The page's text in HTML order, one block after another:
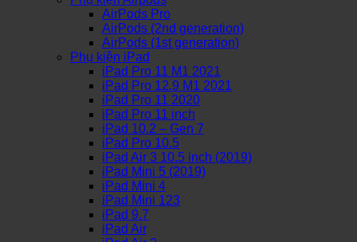
AirPods Pro
AirPods (2nd generation)
AirPods (1st generation)
Phụ kiện iPad
iPad Pro 11 M1 2021
iPad Pro 12.9 M1 2021
iPad Pro 11 2020
iPad Pro 11 inch
iPad 10.2 – Gen 7
iPad Pro 10.5
iPad Air 3 10.5 inch (2019)
iPad Mini 5 (2019)
iPad Mini 4
iPad Mini 123
iPad 9.7
iPad Air